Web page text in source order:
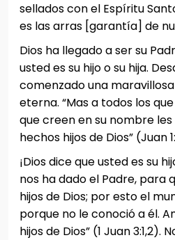
sellados con el Espíritu
es las arras [garantía] de
Dios ha llegado a ser su
usted es su hijo o su hija.
comenzado una
eterna. “Mas a todos los
que creen en su nombre
hechos hijos de Dios” (Juan
¡Dios dice que usted es su
nos ha dado el Padre, para
hijos de Dios; por esto el
porque no le conoció a él.
hijos de Dios” (1 Juan 3:1,2).